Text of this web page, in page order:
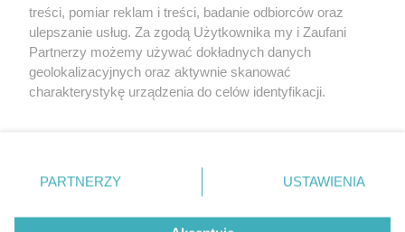
© 2026 Grupa ZPR Media
treści, pomiar reklam i treści, badanie odbiorców oraz
ulepszanie usług. Za zgodą Użytkownika my i Zaufani
Partnerzy możemy używać dokładnych danych
geolokalizacyjnych oraz aktywnie skanować
charakterystykę urządzenia do celów identyfikacji.
zmienić/wycofać klikając przycisk ustawień prywatności
znajdujący się w lewym dolnym rogu strony
rodzaje przetwarzania danych nie wymagają zgody
PARTNERZY USTAWIENIA